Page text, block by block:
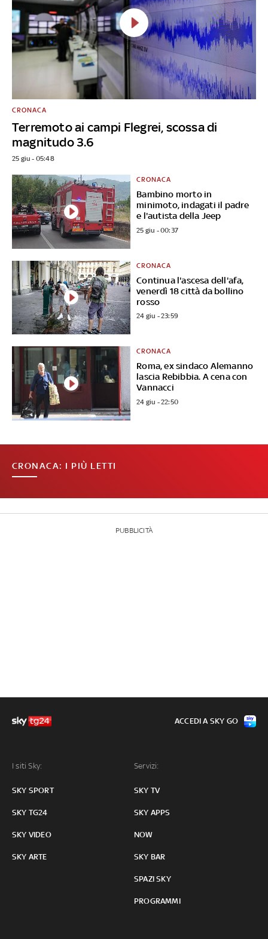
Terremoto ai campi Flegrei, scossa di
magnitudo 3.6
CRONACA
25 giu - 05:48
Bambino morto in
minimoto, indagati il padre
e l'autista della Jeep
CRONACA
25 giu - 00:37
Continua l'ascesa dell'afa,
venerdì 18 città da bollino
rosso
CRONACA
24 giu - 23:59
Roma, ex sindaco Alemanno
lascia Rebibbia. A cena con
Vannacci
CRONACA
24 giu - 22:50
CRONACA: I PIÙ LETTI
PUBBLICITÀ
I siti Sky:
SKY SPORT
SKY TG24
SKY VIDEO
SKY ARTE
Servizi:
SKY TV
SKY APPS
NOW
SKY BAR
SPAZI SKY
PROGRAMMI
ACCEDI A SKY GO